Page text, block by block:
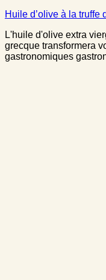
Huile d’olive à la truffe
L'huile d'olive extra
grecque transformera
gastronomiques